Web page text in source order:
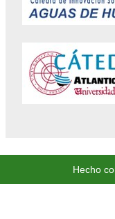
Hecho